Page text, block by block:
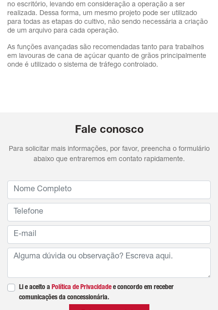
no escritório, levando em consideração a operação a ser
realizada. Dessa forma, um mesmo projeto pode ser utilizado
para todas as etapas do cultivo, não sendo necessária a criação
de um arquivo para cada operação.
As funções avançadas são recomendadas tanto para trabalhos
em lavouras de cana de açúcar quanto de grãos principalmente
onde é utilizado o sistema de tráfego controlado.
Fale conosco
Para solicitar mais informações, por favor, preencha o formulário
abaixo que entraremos em contato rapidamente.
Li e aceito a Política de Privacidade e concordo em receber
comunicações da concessionária.